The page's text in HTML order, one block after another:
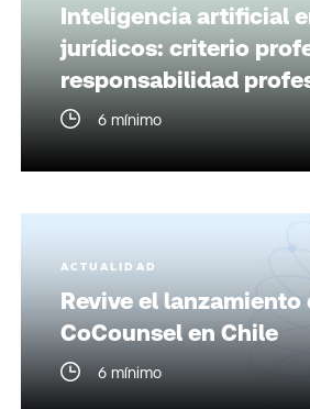
Inteligencia artificial
jurídicos: criterio
responsabilidad
6 mínimo
ACTUALIDAD
Revive el lanzamiento
CoCounsel en Chile
6 mínimo